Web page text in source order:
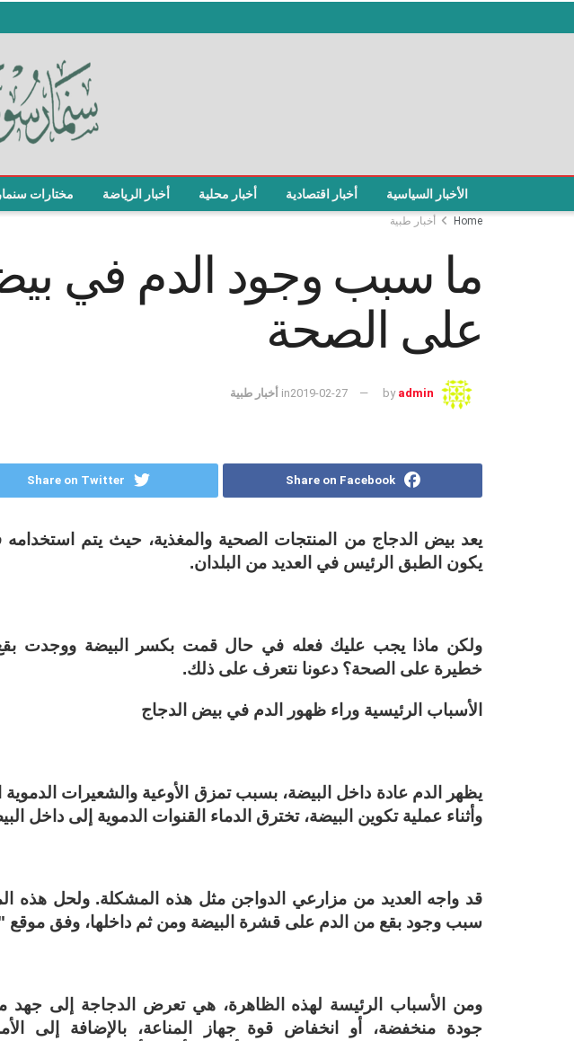
الأخبار السياسية أخبار اقتصادية أخبار محلية أخبار الرياضة مختارات سنمار
Home أخبار طبية
ما سبب وجود الدم في
على الصحة
by admin
2019-02-27
in أخبار طبية
Share on Facebook
Share on Twitter
يعد بيض الدجاج من المنتجات الصحية والمغذية، حيث يتم استخدامه
يكون الطبق الرئيس في العديد من البلدان.
ولكن ماذا يجب عليك فعله في حال قمت بكسر البيضة ووجدت
خطيرة على الصحة؟ دعونا نتعرف على ذلك.
الأسباب الرئيسية وراء ظهور الدم في بيض الدجاج
يظهر الدم عادة داخل البيضة، بسبب تمزق الأوعية والشعيرات
وأثناء عملية تكوين البيضة، تخترق الدماء القنوات الدموية إلى داخل
قد واجه العديد من مزارعي الدواجن مثل هذه المشكلة. ولحل هذه
سبب وجود بقع من الدم على قشرة البيضة ومن ثم داخلها، وفق موقع
ومن الأسباب الرئيسة لهذه الظاهرة، هي تعرض الدجاجة إلى جهد
جودة منخفضة، أو انخفاض قوة جهاز المناعة، بالإضافة إلى